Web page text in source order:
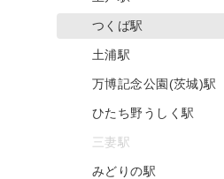
つくば駅
土浦駅
万博記念公園(茨城)駅
ひたち野うしく駅
三妻駅
みどりの駅